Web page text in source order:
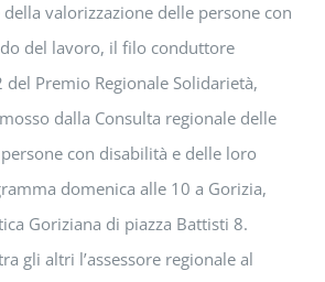
valorizzazione delle persone con
del lavoro, il filo conduttore
del Premio Regionale Solidarietà,
dalla Consulta regionale delle
con disabilità e delle loro
domenica alle 10 a Gorizia,
Goriziana di piazza Battisti 8.
gli altri l’assessore regionale al